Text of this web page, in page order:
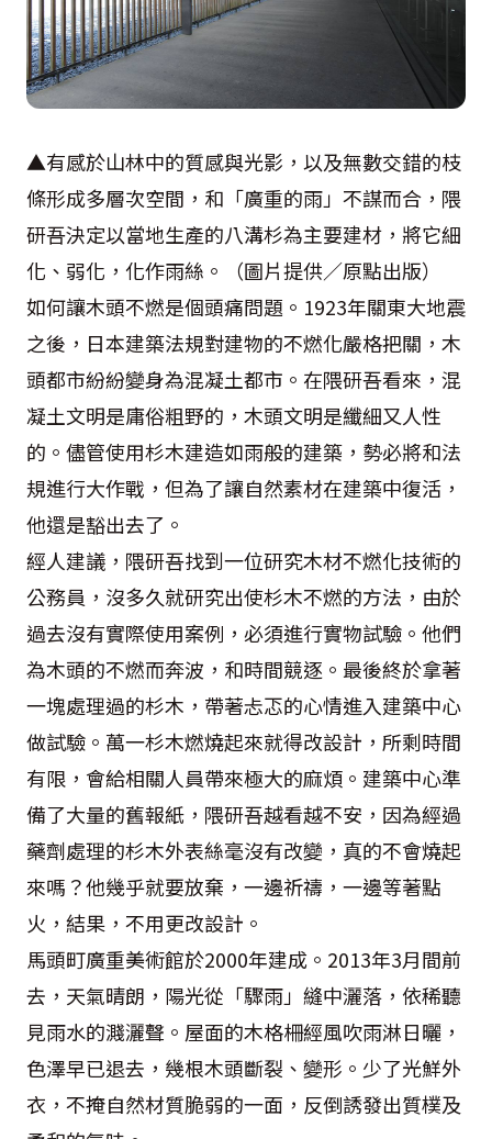
▲有感於山林中的質感與光影，以及無數交錯的枝
條形成多層次空間，和「廣重的雨」不謀而合，隈
研吾決定以當地生產的八溝杉為主要建材，將它細
化、弱化，化作雨絲。（圖片提供／原點出版）
如何讓木頭不燃是個頭痛問題。1923年關東大地震
之後，日本建築法規對建物的不燃化嚴格把關，木
頭都市紛紛變身為混凝土都市。在隈研吾看來，混
凝土文明是庸俗粗野的，木頭文明是纖細又人性
的。儘管使用杉木建造如雨般的建築，勢必將和法
規進行大作戰，但為了讓自然素材在建築中復活，
他還是豁出去了。
經人建議，隈研吾找到一位研究木材不燃化技術的
公務員，沒多久就研究出使杉木不燃的方法，由於
過去沒有實際使用案例，必須進行實物試驗。他們
為木頭的不燃而奔波，和時間競逐。最後終於拿著
一塊處理過的杉木，帶著忐忑的心情進入建築中心
做試驗。萬一杉木燃燒起來就得改設計，所剩時間
有限，會給相關人員帶來極大的麻煩。建築中心準
備了大量的舊報紙，隈研吾越看越不安，因為經過
藥劑處理的杉木外表絲毫沒有改變，真的不會燒起
來嗎？他幾乎就要放棄，一邊祈禱，一邊等著點
火，結果，不用更改設計。
馬頭町廣重美術館於2000年建成。2013年3月間前
去，天氣晴朗，陽光從「驟雨」縫中灑落，依稀聽
見雨水的濺灑聲。屋面的木格柵經風吹雨淋日曬，
色澤早已退去，幾根木頭斷裂、變形。少了光鮮外
衣，不掩自然材質脆弱的一面，反倒誘發出質樸及